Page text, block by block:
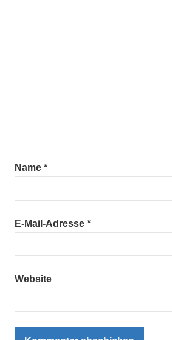
Name *
E-Mail-Adresse *
Website